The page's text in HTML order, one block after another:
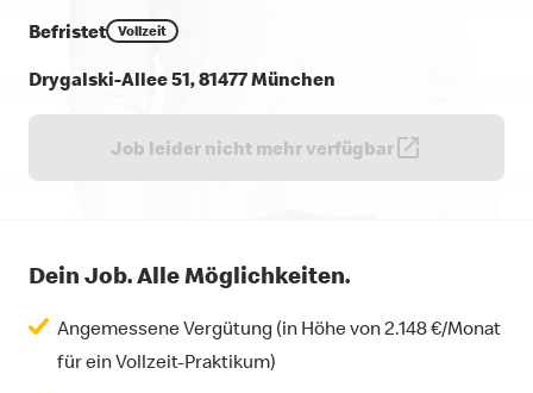
Befristet Vollzeit
Drygalski-Allee 51, 81477 München
Job leider nicht mehr verfügbar
Dein Job. Alle Möglichkeiten.
Angemessene Vergütung (in Höhe von 2.148 €/Monat
für ein Vollzeit-Praktikum)